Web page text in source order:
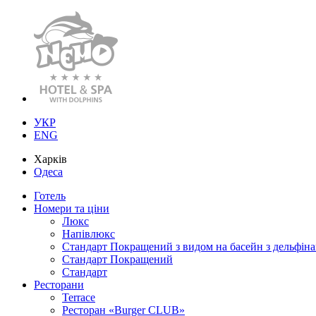
УКР
ENG
Харків
Одеса
Готель
Номери та ціни
Люкс
Напівлюкс
Стандарт Покращений з видом на басейн з
Стандарт Покращений
Стандарт
Ресторани
Terrace
Ресторан «Burger CLUB»